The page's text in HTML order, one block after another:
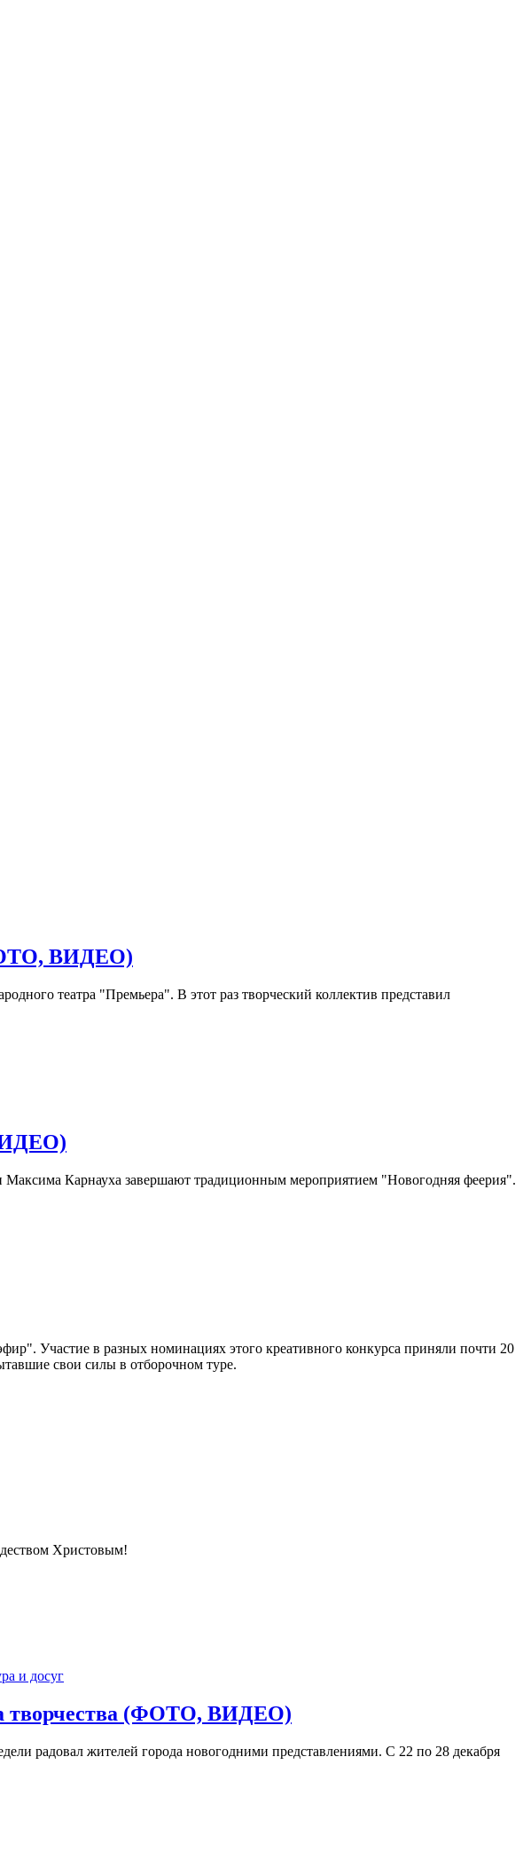
ВИДЕО)
театра "Премьера". В этот раз творческий коллектив представил
Карнауха завершают традиционным мероприятием "Новогодняя феерия".
Участие в разных номинациях этого креативного конкурса приняли почти 20
свои силы в отборочном туре.
Христовым!
и досуг
творчества (ФОТО, ВИДЕО)
радовал жителей города новогодними представлениями. С 22 по 28 декабря